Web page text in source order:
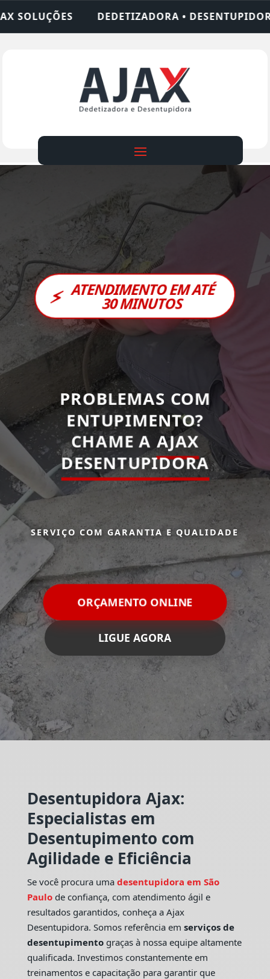
• DESENTUPIDORA • LIMPEZA DE
⚡ ATENDIMENTO EM ATÉ
30 MINUTOS
PROBLEMAS COM
ENTUPIMENTO?
CHAME A AJAX
DESENTUPIDORA
SERVIÇO COM GARANTIA E QUALIDADE
ORÇAMENTO ONLINE
LIGUE AGORA
Desentupidora Ajax:
Especialistas em
Desentupimento com
Agilidade e Eficiência
Se você procura uma desentupidora em São
Paulo de confiança, com atendimento ágil e
resultados garantidos, conheça a Ajax
Desentupidora. Somos referência em serviços de
desentupimentograças à nossa equipe altamente
qualificada. Investimos constantemente em
treinamentos e capacitação para garantir que